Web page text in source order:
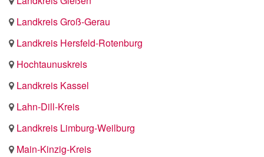
Landkreis Groß-Gerau
Landkreis Hersfeld-Rotenburg
Hochtaunuskreis
Landkreis Kassel
Lahn-Dill-Kreis
Landkreis Limburg-Weilburg
Main-Kinzig-Kreis